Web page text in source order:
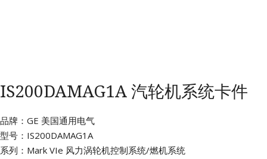
IS200DAMAG1A 汽轮机系统卡件
品牌：GE 美国通用电气
型号：IS200DAMAG1A
系列：Mark VIe 风力涡轮机控制系统/燃机系统